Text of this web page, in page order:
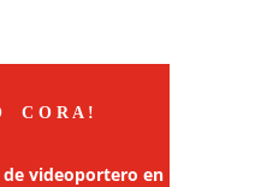
C O R A !
videoportero en